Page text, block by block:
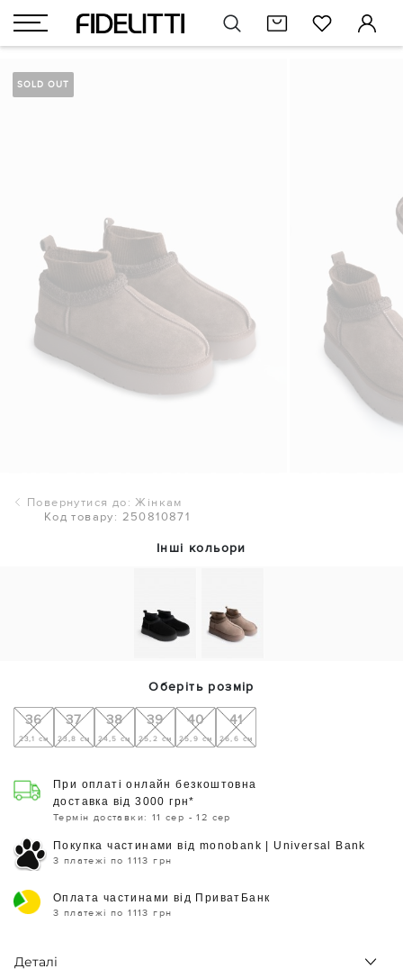
SOLD OUT
Повернутися до: Жінкам
Код товару: 250810871
Інші кольори
Оберіть розмір
36
23,1 см
37
23,8 см
38
24,5 см
39
25,2 см
40
25,9 см
41
26,6 см
При оплаті онлайн безкоштовна
доставка від 3000 грн*
Термін доставки: 11 сер - 12 сер
Покупка частинами від monobank | Universal Bank
3 платежі по 1113 грн
Оплата частинами від ПриватБанк
3 платежі по 1113 грн
Деталі